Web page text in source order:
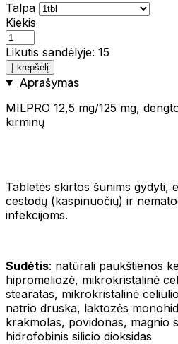
Talpa
Kiekis
Likutis sandėlyje: 15
Į krepšelį
Aprašymas
MILPRO 12,5 mg/125 mg,
kirminų
Tabletės skirtos šunims gydyti,
cestodų (kaspinuočių) ir
infekcijoms.
Sudėtis: natūrali paukštienos
hipromeliozė, mikrokristalinė
stearatas, mikrokristalinė
natrio druska, laktozės
krakmolas, povidonas, magnio
hidrofobinis silicio dioksidas